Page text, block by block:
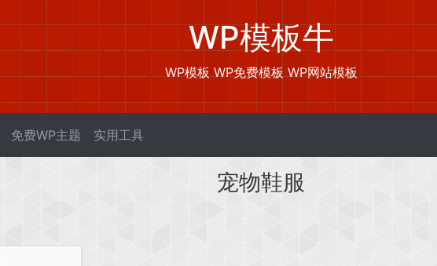
WP模板牛
WP模板 WP免费模板 WP网站模板
免费WP主题 实用工具
宠物鞋服